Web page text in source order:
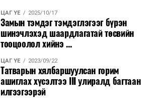
ЦАГ ҮЕ 2025/10/17
Замын тэмдэг тэмдэглэгээг бүрэн
шинэчлэхэд шаардлагатай төсвийн
тооцоолол хийнэ ...
ЦАГ ҮЕ 2023/09/22
Татварын хялбаршуулсан горим
ашиглах хүсэлтээ III улиралд багтаан
илгээгээрэй